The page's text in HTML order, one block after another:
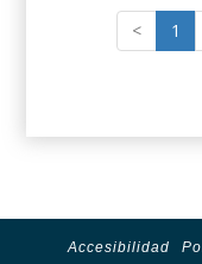
< 1
Accesibilidad